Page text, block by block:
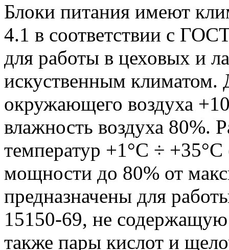
Блоки питания имеют
4.1 в соответствии с
для работы в цеховых и
искуственным климатом.
окружающего воздуха
влажность воздуха 80%.
температур +1°С ÷
мощности до 80% от
предназначены для
15150-69, не
также пары кислот и